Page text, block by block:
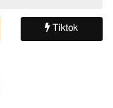
Tiktok